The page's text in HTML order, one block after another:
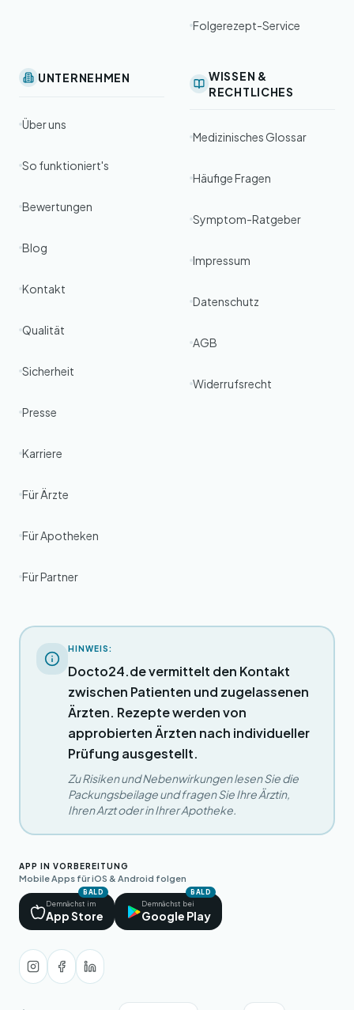
Folgerezept-Service
UNTERNEHMEN
Über uns
So funktioniert's
Bewertungen
Blog
Kontakt
Qualität
Sicherheit
Presse
Karriere
Für Ärzte
Für Apotheken
Für Partner
WISSEN &
RECHTLICHES
Medizinisches Glossar
Häufige Fragen
Symptom-Ratgeber
Impressum
Datenschutz
AGB
Widerrufsrecht
HINWEIS:
Docto24.de vermittelt den Kontakt
zwischen Patienten und zugelassenen
Ärzten. Rezepte werden von
approbierten Ärzten nach individueller
Prüfung ausgestellt.
Zu Risiken und Nebenwirkungen lesen Sie die
Packungsbeilage und fragen Sie Ihre Ärztin,
Ihren Arzt oder in Ihrer Apotheke.
APP IN VORBEREITUNG
Mobile Apps für iOS & Android folgen
BALD
Demnächst im
App Store
BALD
Demnächst bei
Google Play